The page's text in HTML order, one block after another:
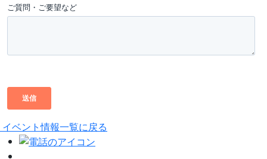
イベント情報一覧に戻る